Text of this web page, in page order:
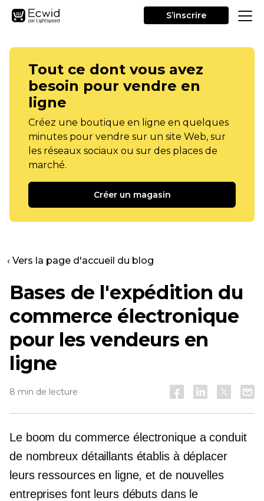
S’inscrire
Tout ce dont vous avez
besoin pour vendre en
ligne
Créez une boutique en ligne en quelques
minutes pour vendre sur un site Web, sur
les réseaux sociaux ou sur des places de
marché.
Créer un magasin
‹ Vers la page d'accueil du blog
Bases de l'expédition du
commerce électronique
pour les vendeurs en
ligne
8 min de lecture
Le boom du commerce électronique a conduit
de nombreux détaillants établis à déplacer
leurs ressources en ligne, et de nouvelles
entreprises font leurs débuts dans le